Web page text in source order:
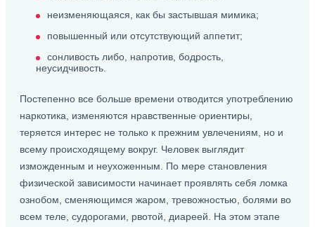
неизменяющаяся, как бы застывшая мимика;
повышенный или отсутствующий аппетит;
сонливость либо, напротив, бодрость,
неусидчивость.
Постепенно все больше времени отводится употреблению
наркотика, изменяются нравственные ориентиры,
теряется интерес не только к прежним увлечениям, но и
всему происходящему вокруг. Человек выглядит
изможденным и неухоженным. По мере становления
физической зависимости начинает проявлять себя ломка
ознобом, сменяющимся жаром, тревожностью, болями во
всем теле, судорогами, рвотой, диареей. На этом этапе